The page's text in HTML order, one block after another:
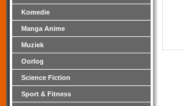
Komedie
Manga Anime
Muziek
Oorlog
Science Fiction
Sport & Fitness